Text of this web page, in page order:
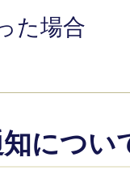
た場合
につい